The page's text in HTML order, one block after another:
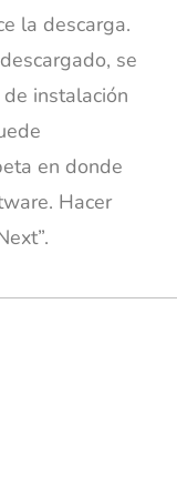
la descarga.
se
instalación
en donde
Hacer